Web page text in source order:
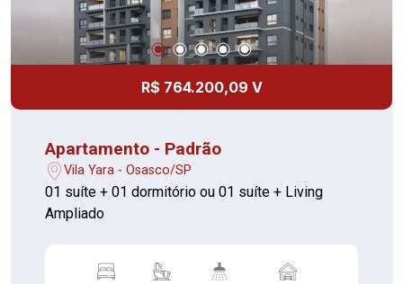
R$ 764.200,09 V
Apartamento - Padrão
Vila Yara - Osasco/SP
01 suíte + 01 dormitório ou 01 suíte + Living
Ampliado